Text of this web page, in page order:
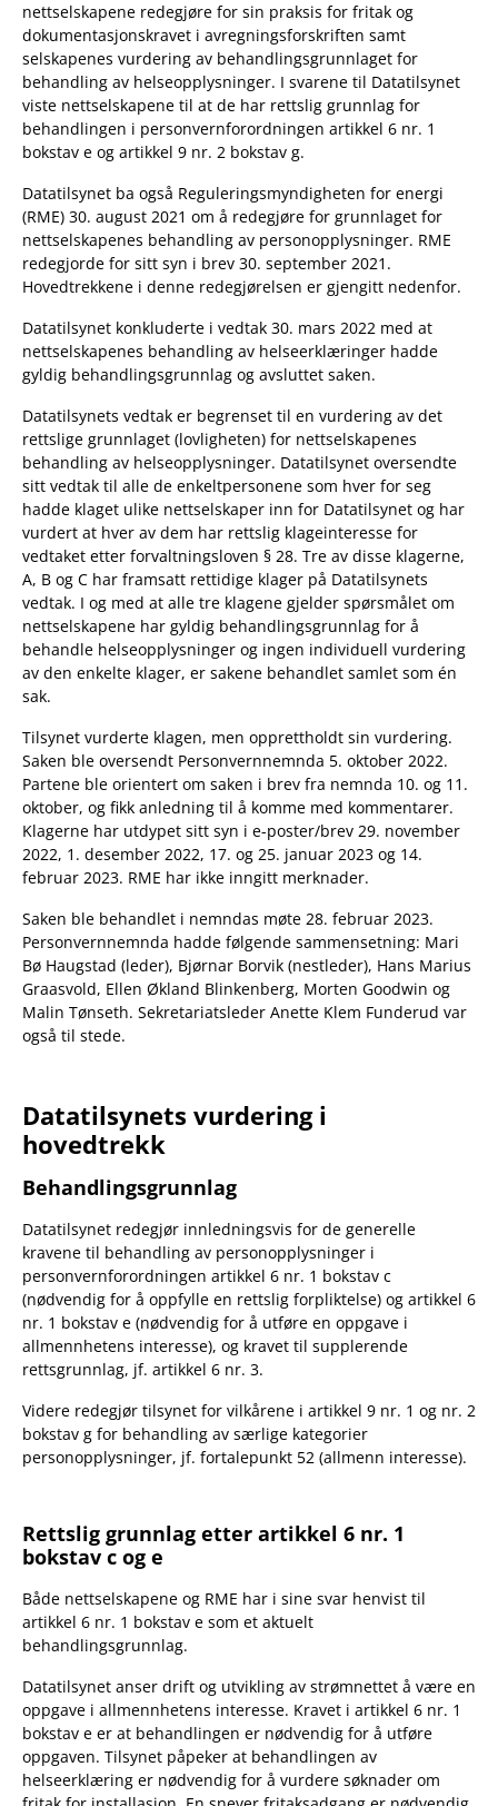
nettselskapene redegjøre for sin praksis for fritak og
dokumentasjonskravet i avregningsforskriften samt
selskapenes vurdering av behandlingsgrunnlaget for
behandling av helseopplysninger. I svarene til Datatilsynet
viste nettselskapene til at de har rettslig grunnlag for
behandlingen i personvernforordningen artikkel 6 nr. 1
bokstav e og artikkel 9 nr. 2 bokstav g.
Datatilsynet ba også Reguleringsmyndigheten for energi
(RME) 30. august 2021 om å redegjøre for grunnlaget for
nettselskapenes behandling av personopplysninger. RME
redegjorde for sitt syn i brev 30. september 2021.
Hovedtrekkene i denne redegjørelsen er gjengitt nedenfor.
Datatilsynet konkluderte i vedtak 30. mars 2022 med at
nettselskapenes behandling av helseerklæringer hadde
gyldig behandlingsgrunnlag og avsluttet saken.
Datatilsynets vedtak er begrenset til en vurdering av det
rettslige grunnlaget (lovligheten) for nettselskapenes
behandling av helseopplysninger. Datatilsynet oversendte
sitt vedtak til alle de enkeltpersonene som hver for seg
hadde klaget ulike nettselskaper inn for Datatilsynet og har
vurdert at hver av dem har rettslig klageinteresse for
vedtaket etter forvaltningsloven § 28. Tre av disse klagerne,
A, B og C har framsatt rettidige klager på Datatilsynets
vedtak. I og med at alle tre klagene gjelder spørsmålet om
nettselskapene har gyldig behandlingsgrunnlag for å
behandle helseopplysninger og ingen individuell vurdering
av den enkelte klager, er sakene behandlet samlet som én
sak.
Tilsynet vurderte klagen, men opprettholdt sin vurdering.
Saken ble oversendt Personvernnemnda 5. oktober 2022.
Partene ble orientert om saken i brev fra nemnda 10. og 11.
oktober, og fikk anledning til å komme med kommentarer.
Klagerne har utdypet sitt syn i e-poster/brev 29. november
2022, 1. desember 2022, 17. og 25. januar 2023 og 14.
februar 2023. RME har ikke inngitt merknader.
Saken ble behandlet i nemndas møte 28. februar 2023.
Personvernnemnda hadde følgende sammensetning: Mari
Bø Haugstad (leder), Bjørnar Borvik (nestleder), Hans Marius
Graasvold, Ellen Økland Blinkenberg, Morten Goodwin og
Malin Tønseth. Sekretariatsleder Anette Klem Funderud var
også til stede.
Datatilsynets vurdering i
hovedtrekk
Behandlingsgrunnlag
Datatilsynet redegjør innledningsvis for de generelle
kravene til behandling av personopplysninger i
personvernforordningen artikkel 6 nr. 1 bokstav c
(nødvendig for å oppfylle en rettslig forpliktelse) og artikkel 6
nr. 1 bokstav e (nødvendig for å utføre en oppgave i
allmennhetens interesse), og kravet til supplerende
rettsgrunnlag, jf. artikkel 6 nr. 3.
Videre redegjør tilsynet for vilkårene i artikkel 9 nr. 1 og nr. 2
bokstav g for behandling av særlige kategorier
personopplysninger, jf. fortalepunkt 52 (allmenn interesse).
Rettslig grunnlag etter artikkel 6 nr. 1
bokstav c og e
Både nettselskapene og RME har i sine svar henvist til
artikkel 6 nr. 1 bokstav e som et aktuelt
behandlingsgrunnlag.
Datatilsynet anser drift og utvikling av strømnettet å være en
oppgave i allmennhetens interesse. Kravet i artikkel 6 nr. 1
bokstav e er at behandlingen er nødvendig for å utføre
oppgaven. Tilsynet påpeker at behandlingen av
helseerklæring er nødvendig for å vurdere søknader om